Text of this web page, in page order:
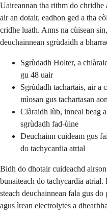
Uaireannan tha rithm do chridhe
air an dotair, eadhon ged a tha
cridhe luath. Anns na cùisean
deuchainnean sgrùdaidh a
Sgrùdadh Holter, a
gu 48 uair
Sgrùdadh tachartais, air a
mìosan gus tachartasan
Clàraidh lùb, inneal beag
sgrùdadh fad-ùine
Deuchainn cuideam gus
do tachycardia atrial
Bidh do dhotair cuideachd
bunaiteach do tachycardia atrial.
steach deuchainnean fala gus
agus ìrean electrolytes a